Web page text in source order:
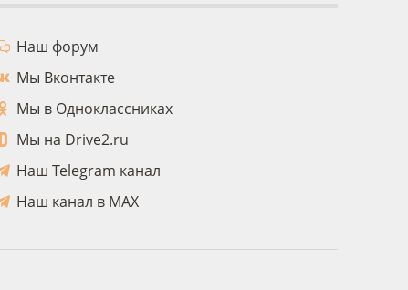
Наш форум
Мы Вконтакте
Мы в Одноклассниках
Мы на Drive2.ru
Наш Telegram канал
Наш канал в MAX